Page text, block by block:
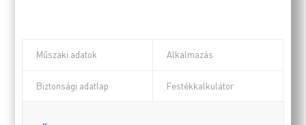
Műszaki adatok Alkalmazás
Biztonsági adatlap Festékkalkulátor